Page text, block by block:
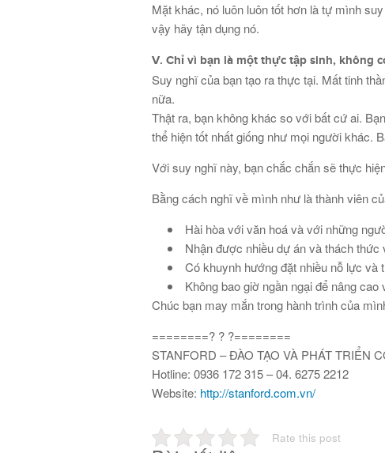
Mặt khác, nó luôn luôn tốt hơn là tự mình
vậy hãy tận dụng nó.
V. Chỉ vì bạn là một thực tập sinh, không
Suy nghĩ của bạn tạo ra thực tại. Mất tinh
nữa.
Thật ra, bạn không khác so với bất cứ ai.
thể hiện tốt nhất giống như mọi người khác.
Với suy nghĩ này, bạn chắc chắn sẽ thực
Bằng cách nghĩ về mình như là thành viên
Hài hòa với văn hoá và với những
Nhận được nhiều dự án và thách thức
Có khuynh hướng đặt nhiều nỗ lực và
Không bao giờ ngần ngại để nâng cao
Chúc bạn may mắn trong hành trình của
========? ? ?========
STANFORD – ĐÀO TẠO VÀ PHÁT TRIỂN
Hotline: 0936 172 315 – 04. 6275 2212
Website: http://stanford.com.vn/
Rate this post